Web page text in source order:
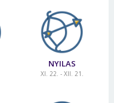
NYILAS
XI. 22. - XII. 21.